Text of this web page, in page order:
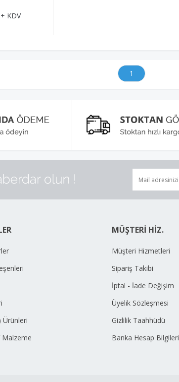
KDV
1
Ürünleri
MÜŞTERİ HİZ.
Müşteri Hizmetleri
Sipariş Takibi
İptal - İade Değişim
Üyelik Sözleşmesi
Gizlilik Taahhüdü
Banka Hesap Bilgileri